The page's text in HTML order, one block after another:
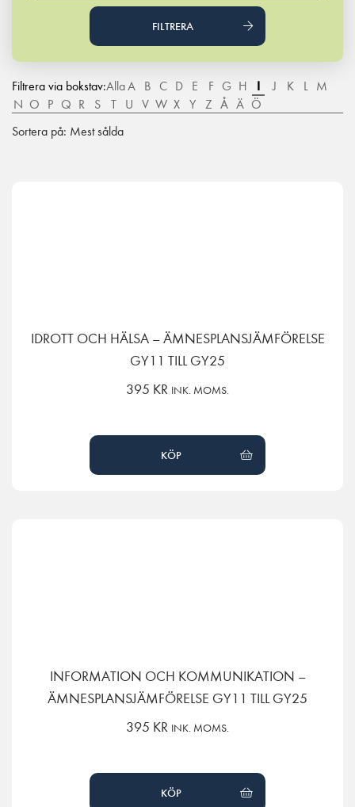
FILTRERA
Filtrera via bokstav:AllaA B C D E F G H I J K L M
N O P Q R S T U V W X Y Z Å Ä Ö
Sortera på: Mest sålda
IDROTT OCH HÄLSA – ÄMNESPLANSJÄMFÖRELSE
GY11 TILL GY25
395 KR INK. MOMS.
KÖP
INFORMATION OCH KOMMUNIKATION –
ÄMNESPLANSJÄMFÖRELSE GY11 TILL GY25
395 KR INK. MOMS.
KÖP